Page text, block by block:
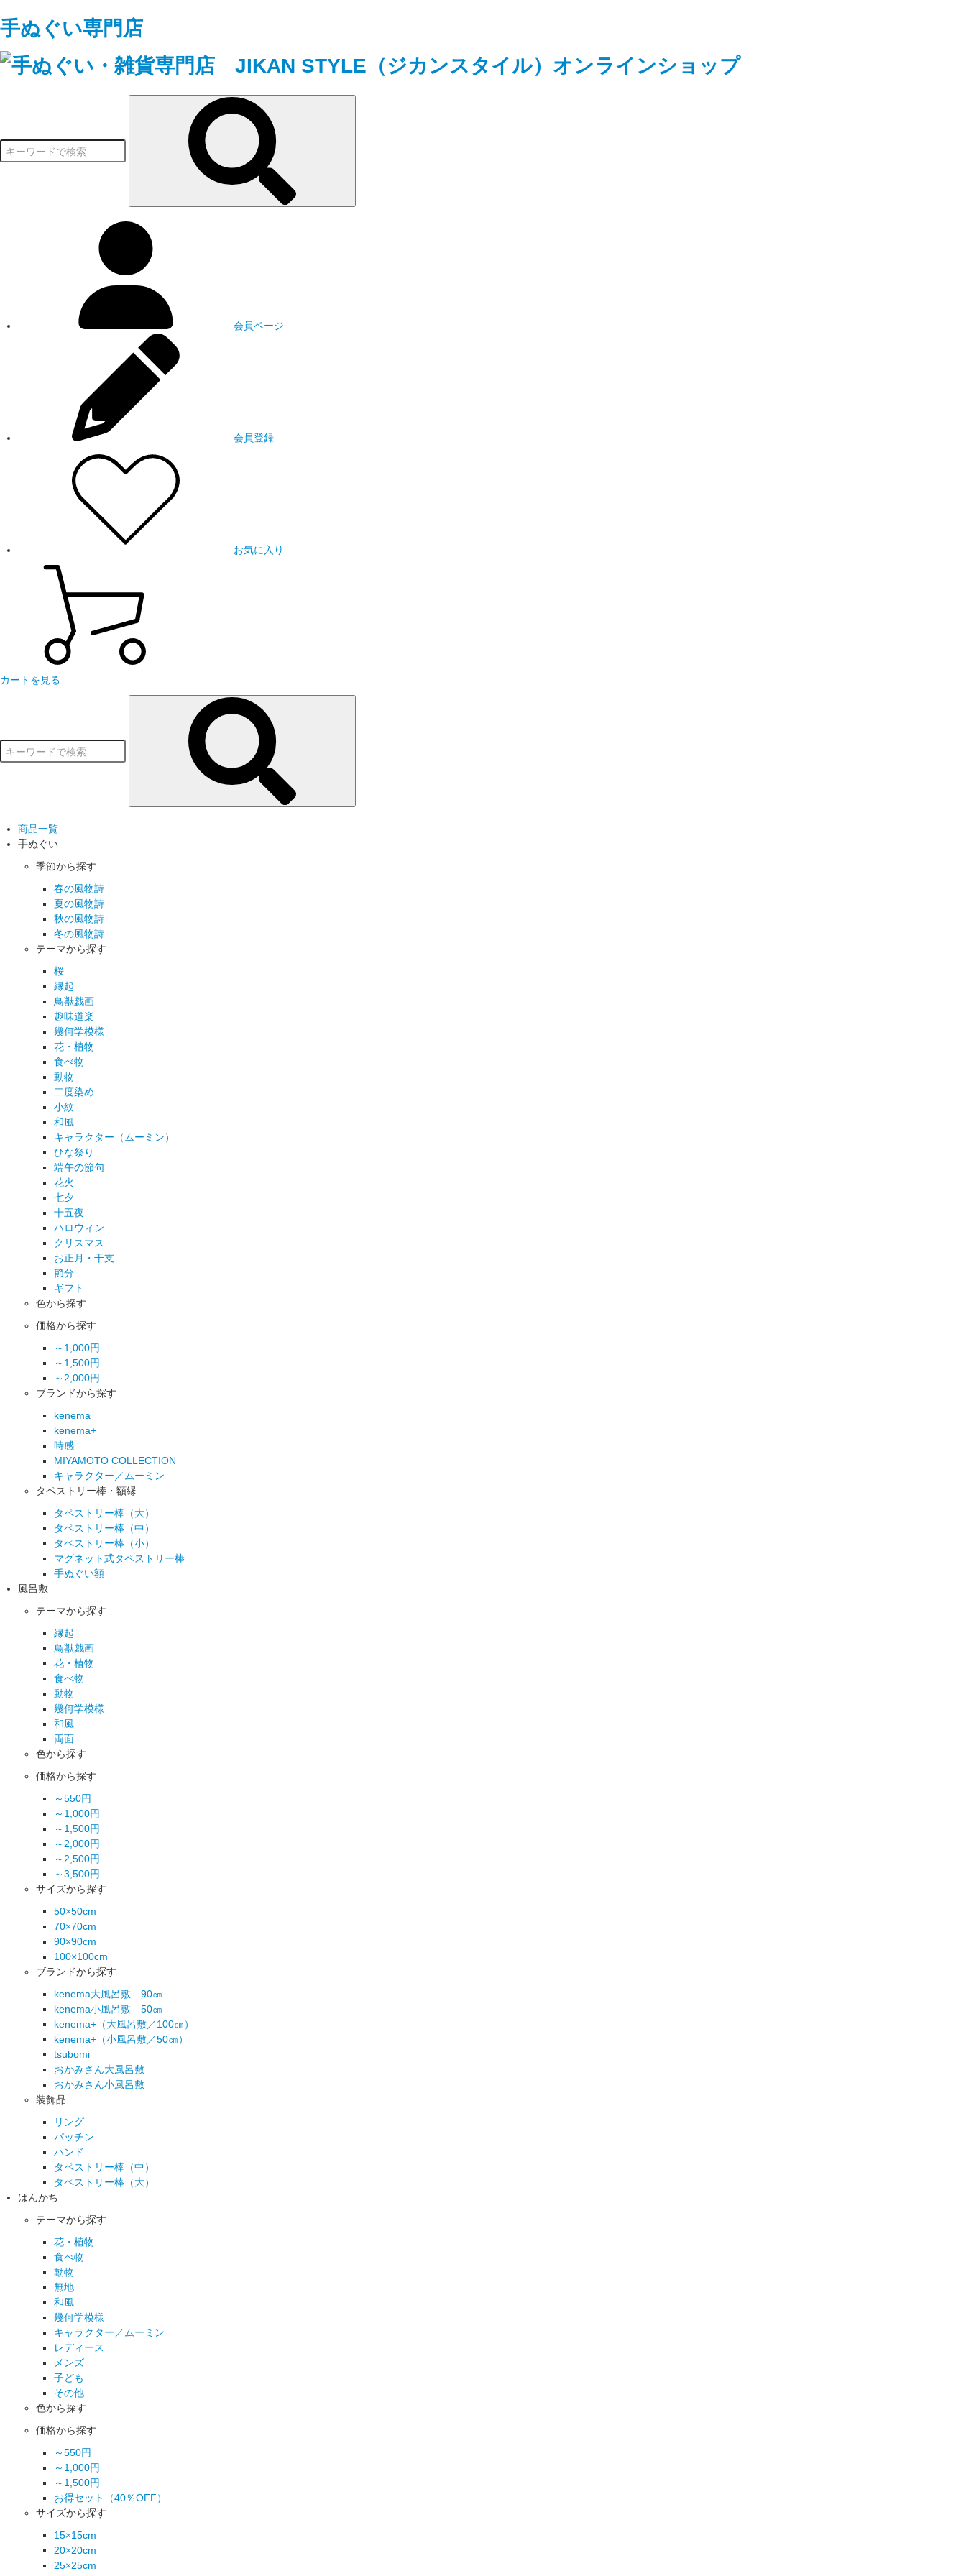
手ぬぐい専門店
会員ページ
会員登録
お気に入り
カートを見る
商品一覧
手ぬぐい
季節から探す
春の風物詩
夏の風物詩
秋の風物詩
冬の風物詩
テーマから探す
桜
縁起
鳥獣戯画
趣味道楽
幾何学模様
花・植物
食べ物
動物
二度染め
小紋
和風
キャラクター（ムーミン）
ひな祭り
端午の節句
花火
七夕
十五夜
ハロウィン
クリスマス
お正月・干支
節分
ギフト
色から探す
価格から探す
～1,000円
～1,500円
～2,000円
ブランドから探す
kenema
kenema+
時感
MIYAMOTO COLLECTION
キャラクター／ムーミン
タペストリー棒・額縁
タペストリー棒（大）
タペストリー棒（中）
タペストリー棒（小）
マグネット式タペストリー棒
手ぬぐい額
風呂敷
テーマから探す
縁起
鳥獣戯画
花・植物
食べ物
動物
幾何学模様
和風
両面
色から探す
価格から探す
～550円
～1,000円
～1,500円
～2,000円
～2,500円
～3,500円
サイズから探す
50×50cm
70×70cm
90×90cm
100×100cm
ブランドから探す
kenema大風呂敷 90㎝
kenema小風呂敷 50㎝
kenema+（大風呂敷／100㎝）
kenema+（小風呂敷／50㎝）
tsubomi
おかみさん大風呂敷
おかみさん小風呂敷
装飾品
リング
パッチン
ハンド
タペストリー棒（中）
タペストリー棒（大）
はんかち
テーマから探す
花・植物
食べ物
動物
無地
和風
幾何学模様
キャラクター／ムーミン
レディース
メンズ
子ども
その他
色から探す
価格から探す
～550円
～1,000円
～1,500円
お得セット（40％OFF）
サイズから探す
15×15cm
20×20cm
25×25cm